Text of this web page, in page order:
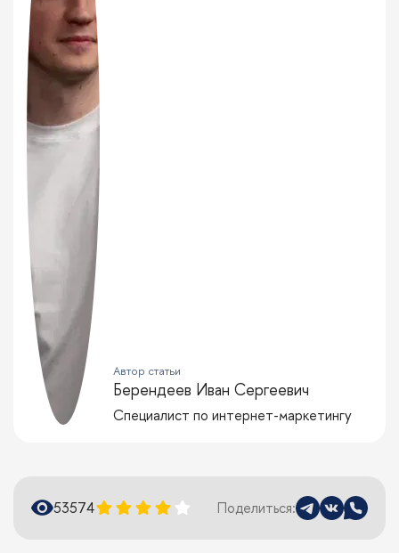
Автор статьи
Берендеев Иван Сергеевич
Специалист по интернет-маркетингу
53574 Поделиться: